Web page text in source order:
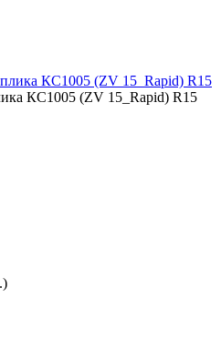
КС1005 (ZV 15_Rapid) R15